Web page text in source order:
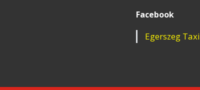
Facebook
Egerszeg Taxi